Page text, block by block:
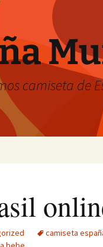
camiseta
camiseta